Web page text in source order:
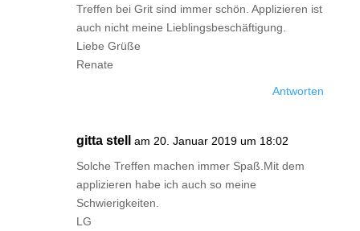
Treffen bei Grit sind immer schön. Applizieren ist
auch nicht meine Lieblingsbeschäftigung.
Liebe Grüße
Renate
Antworten
gitta stell
am 20. Januar 2019 um 18:02
Solche Treffen machen immer Spaß.Mit dem
applizieren habe ich auch so meine
Schwierigkeiten.
LG